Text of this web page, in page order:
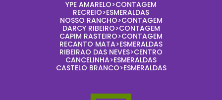
YPE AMARELO>CONTAGEM
RECREIO>ESMERALDAS
NOSSO RANCHO>CONTAGEM
DARCY RIBEIRO>CONTAGEM
CAPIM RASTEIRO>CONTAGEM
RECANTO MATA>ESMERALDAS
RIBEIRAO DAS NEVES>CENTRO
CANCELINHA>ESMERALDAS
CASTELO BRANCO>ESMERALDAS